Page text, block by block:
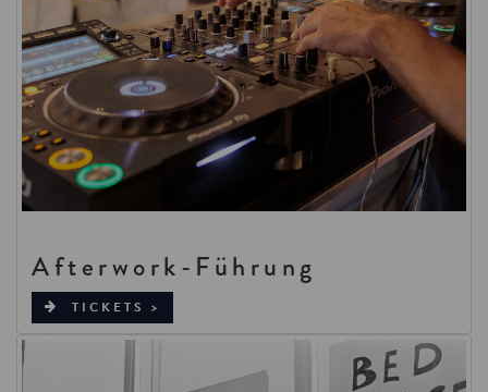
Afterwork-Führung
TICKETS >